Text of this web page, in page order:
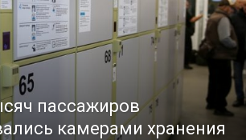
пассажиров
камерами хранения